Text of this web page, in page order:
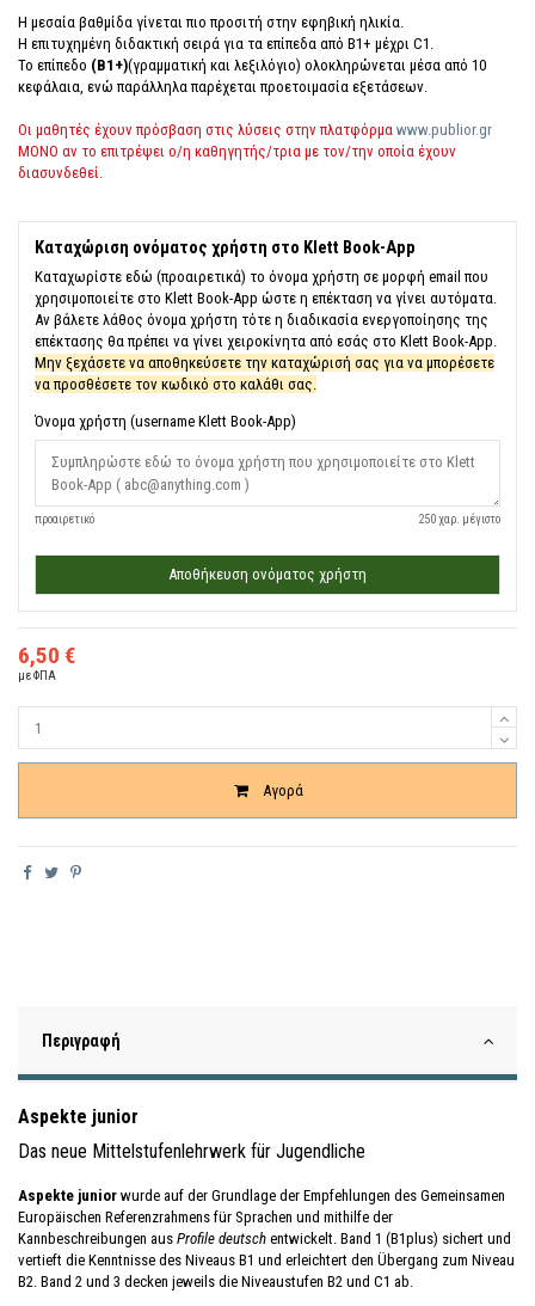
Η μεσαία βαθμίδα γίνεται πιο προσιτή στην εφηβική ηλικία.
Η επιτυχημένη διδακτική σειρά για τα επίπεδα από Β1+ μέχρι C1.
To επίπεδο (B1+)(γραμματική και λεξιλόγιο) ολοκληρώνεται μέσα από 10
κεφάλαια, ενώ παράλληλα παρέχεται προετοιμασία εξετάσεων.
Οι μαθητές έχουν πρόσβαση στις λύσεις στην πλατφόρμα www.publior.gr
ΜΟΝΟ αν το επιτρέψει ο/η καθηγητής/τρια με τον/την οποία έχουν
διασυνδεθεί.
Καταχώριση ονόματος χρήστη στο Klett Book-App
Καταχωρίστε εδώ (προαιρετικά) το όνομα χρήστη σε μορφή email που
χρησιμοποιείτε στο Klett Book-App ώστε η επέκταση να γίνει αυτόματα.
Αν βάλετε λάθος όνομα χρήστη τότε η διαδικασία ενεργοποίησης της
επέκτασης θα πρέπει να γίνει χειροκίνητα από εσάς στο Klett Book-App.
Μην ξεχάσετε να αποθηκεύσετε την καταχώρισή σας για να μπορέσετε
να προσθέσετε τον κωδικό στο καλάθι σας.
Όνομα χρήστη (username Klett Book-App)
προαιρετικό 250 χαρ. μέγιστο
Αποθήκευση ονόματος χρήστη
6,50 €
με ΦΠΑ
Αγορά
Περιγραφή
Aspekte junior
Das neue Mittelstufenlehrwerk für Jugendliche
Aspekte junior wurde auf der Grundlage der Empfehlungen des Gemeinsamen
Europäischen Referenzrahmens für Sprachen und mithilfe der
Kannbeschreibungen aus Profile deutsch entwickelt. Band 1 (B1plus) sichert und
vertieft die Kenntnisse des Niveaus B1 und erleichtert den Übergang zum Niveau
B2. Band 2 und 3 decken jeweils die Niveaustufen B2 und C1 ab.